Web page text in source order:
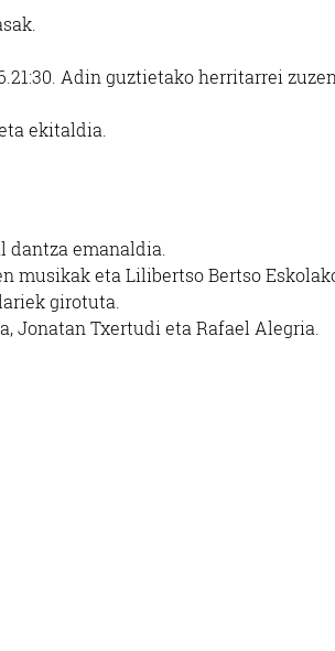
21:30. Adin guztietakoherritarrei
ekitaldia.
dantza emanaldia.
musikak eta Lilibertso Bertso
girotuta.
Jonatan Txertudi eta Rafael Alegria.